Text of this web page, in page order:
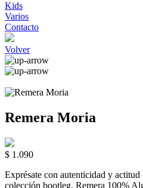
Kids
Varios
Contacto
Volver
Remera Moria
$ 1.090
Exprésate con autenticidad y actitud
colección bootleg. Remera 100%